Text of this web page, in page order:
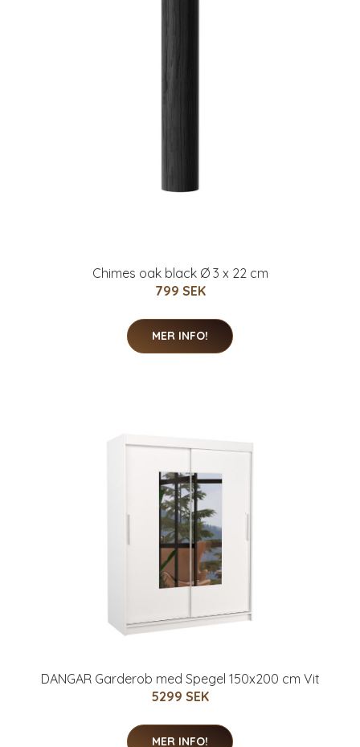
Chimes oak black Ø 3 x 22 cm
799 SEK
MER INFO!
DANGAR Garderob med Spegel 150x200 cm Vit
5299 SEK
MER INFO!